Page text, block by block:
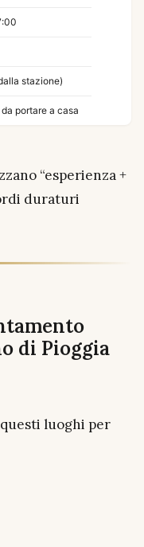
stazione)
portare a casa
“esperienza +
duraturi
di Pioggia
luoghi per